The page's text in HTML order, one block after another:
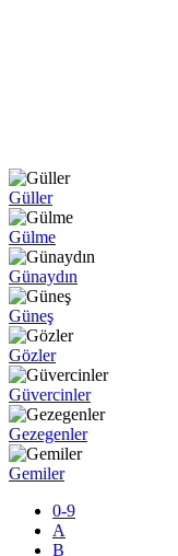
Güller
Gülme
Günaydın
Güneş
Gözler
Güvercinler
Gezegenler
Gemiler
0-9
A
B